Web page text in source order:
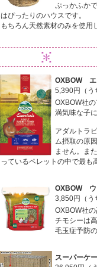
ぷっかふか
はぴったりのハウスです。
もちろん天然素材のみを使用
OXBOW エ
5,390円（
OXBOW社
満気味な子
アダルトラ
ム摂取の原
ません。ま
っているペレットの中で最も
OXBOW ウ
3,850円（
OXBOW社
チモシーは
毛玉症予防
スーパーケ